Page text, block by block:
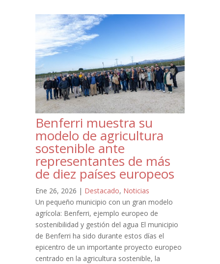
Benferri muestra su
modelo de agricultura
sostenible ante
representantes de más
de diez países europeos
Ene 26, 2026 | Destacado, Noticias
Un pequeño municipio con un gran modelo
agrícola: Benferri, ejemplo europeo de
sostenibilidad y gestión del agua El municipio
de Benferri ha sido durante estos días el
epicentro de un importante proyecto europeo
centrado en la agricultura sostenible, la